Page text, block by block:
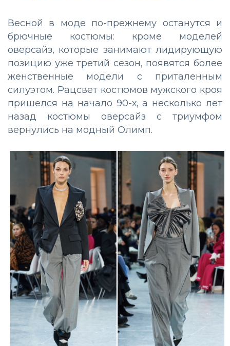
Весной в моде по-прежнему останутся и
брючные костюмы: кроме моделей
оверсайз, которые занимают лидирующую
позицию уже третий сезон, появятся более
женственные модели с приталенным
силуэтом. Рацсвет костюмов мужского кроя
пришелся на начало 90-х, а несколько лет
назад костюмы оверсайз с триумфом
вернулись на модный Олимп.